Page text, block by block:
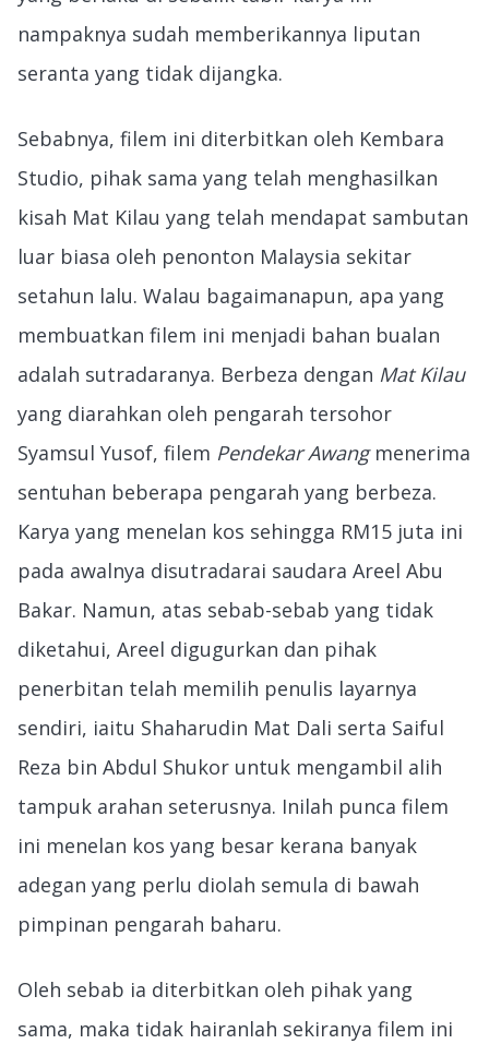
nampaknya sudah memberikannya liputan
seranta yang tidak dijangka.
Sebabnya, filem ini diterbitkan oleh Kembara
Studio, pihak sama yang telah menghasilkan
kisah Mat Kilau yang telah mendapat sambutan
luar biasa oleh penonton Malaysia sekitar
setahun lalu. Walau bagaimanapun, apa yang
membuatkan filem ini menjadi bahan bualan
adalah sutradaranya. Berbeza dengan Mat Kilau
yang diarahkan oleh pengarah tersohor
Syamsul Yusof, filem Pendekar Awangmenerima
sentuhan beberapa pengarah yang berbeza.
Karya yang menelan kos sehingga RM15 juta ini
pada awalnya disutradarai saudara Areel Abu
Bakar. Namun, atas sebab-sebab yang tidak
diketahui, Areel digugurkan dan pihak
penerbitan telah memilih penulis layarnya
sendiri, iaitu Shaharudin Mat Dali serta Saiful
Reza bin Abdul Shukor untuk mengambil alih
tampuk arahan seterusnya. Inilah punca filem
ini menelan kos yang besar kerana banyak
adegan yang perlu diolah semula di bawah
pimpinan pengarah baharu.
Oleh sebab ia diterbitkan oleh pihak yang
sama, maka tidak hairanlah sekiranya filem ini